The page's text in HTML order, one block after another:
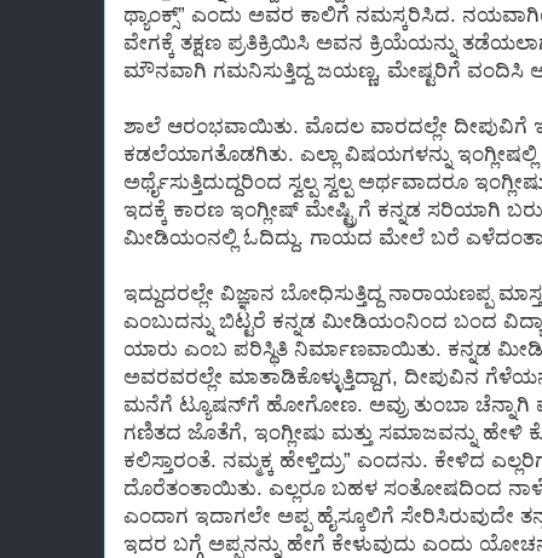
ಥ್ಯಾಂಕ್ಸ್” ಎಂದು ಅವರ ಕಾಲಿಗೆ ನಮಸ್ಕರಿಸಿದ.
ವೇಗಕ್ಕೆ ತಕ್ಷಣ ಪ್ರತಿಕ್ರಿಯಿಸಿ ಅವನ ಕ್ರಿಯೆಯನ್ನು
ಮೌನವಾಗಿ ಗಮನಿಸುತ್ತಿದ್ದ ಜಯಣ್ಣ, ಮೇಷ್ಟರಿಗೆ
ಶಾಲೆ ಆರಂಭವಾಯಿತು. ಮೊದಲ ವಾರದಲ್ಲೇ
ಕಡಲೆಯಾಗತೊಡಗಿತು. ಎಲ್ಲಾ ವಿಷಯಗಳನ್ನು
ಅರ್ಥೈಸುತ್ತಿದುದ್ದರಿಂದ ಸ್ವಲ್ಪ ಸ್ವಲ್ಪ ಅರ್ಥವಾದರೂ
ಇದಕ್ಕೆ ಕಾರಣ ಇಂಗ್ಲೀಷ್ ಮೇಷ್ಟ್ರಿಗೆ ಕನ್ನಡ ಸರಿಯಾಗಿ
ಮೀಡಿಯಂನಲ್ಲಿ ಓದಿದ್ದು. ಗಾಯದ ಮೇಲೆ ಬರೆ
ಇದ್ದುದರಲ್ಲೇ ವಿಜ್ಞಾನ ಬೋಧಿಸುತ್ತಿದ್ದ ನಾರಾಯಣಪ್ಪ
ಎಂಬುದನ್ನು ಬಿಟ್ಟರೆ ಕನ್ನಡ ಮೀಡಿಯಂನಿಂದ ಬಂದ
ಯಾರು ಎಂಬ ಪರಿಸ್ಥಿತಿ ನಿರ್ಮಾಣವಾಯಿತು. ಕನ್ನಡ
ಅವರವರಲ್ಲೇ ಮಾತಾಡಿಕೊಳ್ಳುತ್ತಿದ್ದಾಗ, ದೀಪುವಿನ
ಮನೆಗೆ ಟ್ಯೂಷನ್‍ಗೆ ಹೋಗೋಣ. ಅವ್ರು ತುಂಬಾ ಚೆನ್ನಾಗಿ
ಗಣಿತದ ಜೊತೆಗೆ, ಇಂಗ್ಲೀಷು ಮತ್ತು ಸಮಾಜವನ್ನು ಹೇಳಿ
ಕಲಿಸ್ತಾರಂತೆ. ನಮ್ಮಕ್ಕ ಹೇಳ್ತಿದ್ರು” ಎಂದನು. ಕೇಳಿದ
ದೊರೆತಂತಾಯಿತು. ಎಲ್ಲರೂ ಬಹಳ ಸಂತೋಷದಿಂದ
ಎಂದಾಗ ಇದಾಗಲೇ ಅಪ್ಪ ಹೈಸ್ಕೂಲಿಗೆ ಸೇರಿಸಿರುವುದೇ
ಇದರ ಬಗ್ಗೆ ಅಪ್ಪನನ್ನು ಹೇಗೆ ಕೇಳುವುದು ಎಂದು